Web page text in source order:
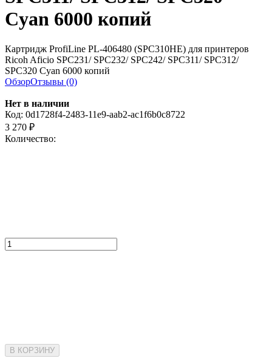
Cyan 6000 копий
Картридж ProfiLine PL-406480 (SPC310HE) для принтеров
Ricoh Aficio SPC231/ SPC232/ SPC242/ SPC311/ SPC312/
SPC320 Cyan 6000 копий
ОбзорОтзывы (0)
Нет в наличии
Код: 0d1728f4-2483-11e9-aab2-ac1f6b0c8722
3 270 ₽
Количество:
В КОРЗИНУ